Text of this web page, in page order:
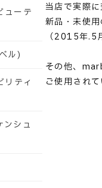
当店で実際
新品・未使
（2015年.5
その他、
ご使用され
ューテ
ル)
ティ
シュ